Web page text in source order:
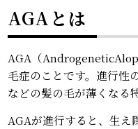
AGAとは
AGA（
毛症のことです。進行性
などの髪の毛が薄くなる
AGAが進行すると、生え